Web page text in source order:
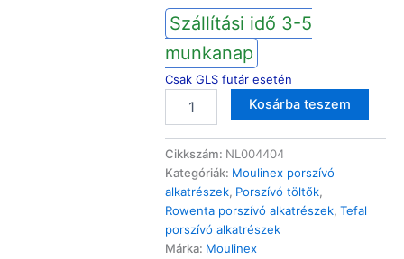
Szállítási idő 3-5
munkanap
Csak GLS futár esetén
Rowenta
álló
porszívó
hálózati
töltő
EO/MS/RH/TY/6921/7237
mennyiség
Kosárba teszem
Cikkszám: NL004404
Kategóriák: Moulinex porszívó
alkatrészek, Porszívó töltők,
Rowenta porszívó alkatrészek,Tefal
porszívó alkatrészek
Márka: Moulinex